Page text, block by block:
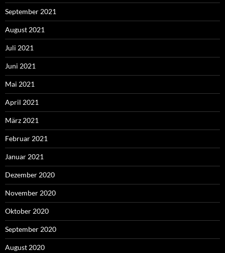
September 2021
August 2021
Juli 2021
Juni 2021
Mai 2021
April 2021
März 2021
Februar 2021
Januar 2021
Dezember 2020
November 2020
Oktober 2020
September 2020
August 2020